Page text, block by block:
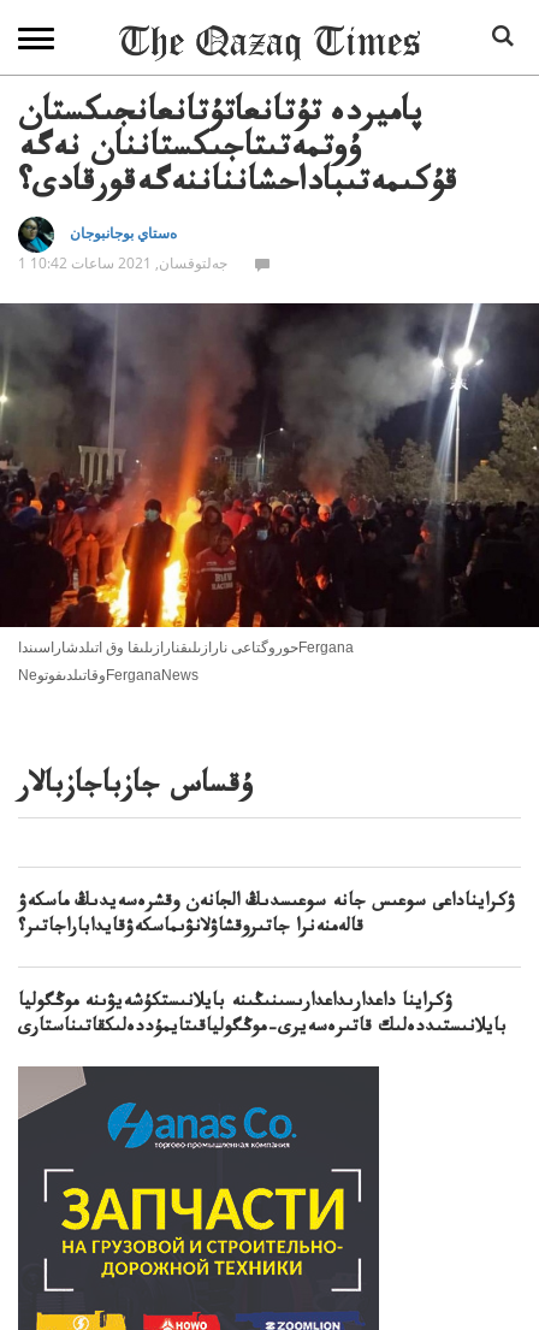
پاميردە تۇتانعاتۇتانعانجىكستان
ۇوتمەتىتاجىكستاننان نەگە
قۇكىمەتىباداحشانناننەگەقورقادى؟
ەستاي بوجانبوجان
1 جەلتوقسان, 2021 ساعات 10:42
حوروگتاعى نارازىلىقنارازىلىقا وق اتىلدشاراسىنداFergana
NeوقاتىلدىفوتوFerganaNews
ۇقساس جازباجازبالار
ۋكرايناداعى سوعىس جانە سوعىسدىڭ الجانەن وقشرەسەيدىڭ ماسكەۋ
قالەمنەنرا جاتىروقشاۋلانۋىماسكەۋقايداباراجاتىر؟
ۋكراينا داعدارىداعدارىسىنىڭىنە بايلانىستكۇشەيۋىنە موڭگوليا
بايلانىستىددەلىك قاتىرەسەيرى–موڭگولياقىتايمۇددەلىكقاتىناستارى